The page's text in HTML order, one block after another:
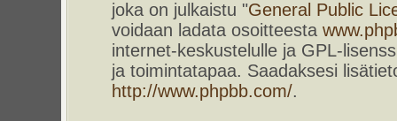
joka on julkaistu "General Public
voidaan ladata osoitteesta
internet-keskustelulle ja GPL-
ja toimintatapaa. Saadaksesi
http://www.phpbb.com/.